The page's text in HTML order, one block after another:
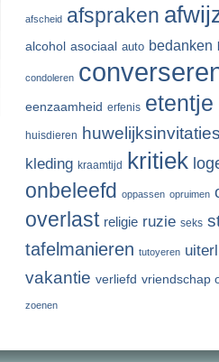
afscheid afspraken
alcohol asociaal auto bedanken
condoleren
eenzaamheid erfenis etentje
huisdieren huwelijksinvitaties
kleding kraamtijd kritiek
onbeleefd oppassen opruimen
overlast religie ruzie seks
tafelmanieren tutoyeren
vakantie verliefd vriendschap
zoenen